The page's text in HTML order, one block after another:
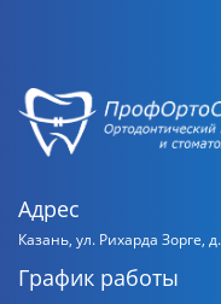
Адрес
Казань, ул. Рихарда Зорге,
График работы